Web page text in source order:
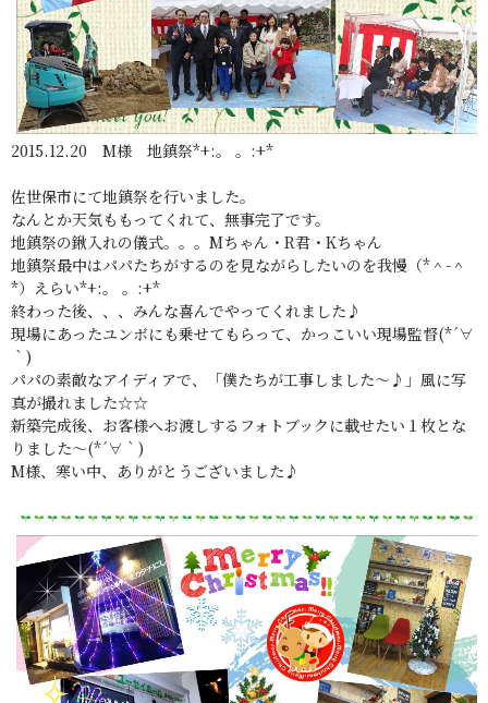
2015.12.20 M様 地鎮祭*+:。 。:+*
佐世保市にて地鎮祭を行いました。
なんとか天気ももってくれて、無事完了です。
地鎮祭の鍬入れの儀式。。。Mちゃん・R君・Kちゃん
地鎮祭最中はパパたちがするのを見ながらしたいのを我慢（*＾-＾
*）えらい*+:。 。:+*
終わった後、、、みんな喜んでやってくれました♪
現場にあったユンボにも乗せてもらって、かっこいい現場監督(*´∀
｀)
パパの素敵なアイディアで、「僕たちが工事しました～♪」風に写
真が撮れました☆☆
新築完成後、お客様へお渡しするフォトブックに載せたい１枚とな
りました～(*´∀｀)
M様、寒い中、ありがとうございました♪